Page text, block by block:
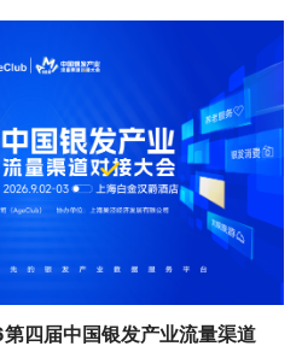
四届中国银发产业流量渠道